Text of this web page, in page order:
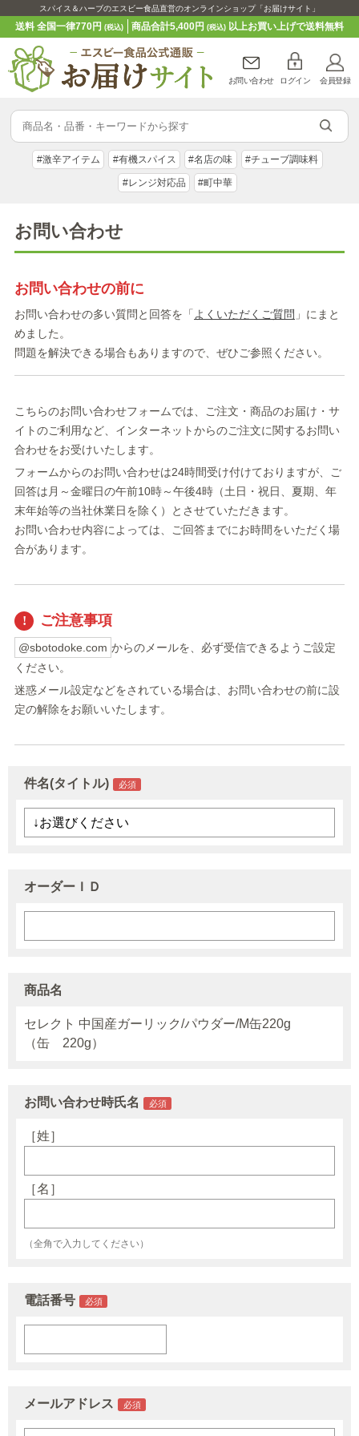
スパイス＆ハーブのエスビー食品直営のオンラインショップ「お届けサイト」
送料 全国一律770円(税込) 商品合計5,400円 (税込)以上お買い上げで送料無料
お問い合わせ ログイン 会員登録
#激辛アイテム #有機スパイス #名店の味 #チューブ調味料
#レンジ対応品 #町中華
お問い合わせ
お問い合わせの前に
お問い合わせの多い質問と回答を「 よくいただくご質問 」にまと
めました。
問題を解決できる場合もありますので、ぜひご参照ください。
こちらのお問い合わせフォームでは、ご注文・商品のお届け・サ
イトのご利用など、インターネットからのご注文に関するお問い
合わせをお受けいたします。
フォームからのお問い合わせは24時間受け付けておりますが、ご
回答は月～金曜日の午前10時～午後4時（土日・祝日、夏期、年
末年始等の当社休業日を除く）とさせていただきます。
お問い合わせ内容によっては、ご回答までにお時間をいただく場
合があります。
ご注意事項
@sbotodoke.com からのメールを、必ず受信できるようご設定
ください。
迷惑メール設定などをされている場合は、お問い合わせの前に設
定の解除をお願いいたします。
件名(タイトル)
オーダーＩＤ
商品名
セレクト 中国産ガーリック/パウダー/M缶220g
（缶 220g）
お問い合わせ時氏名
［姓］
［名］
（全角で入力してください）
電話番号
メールアドレス